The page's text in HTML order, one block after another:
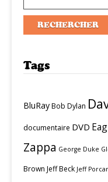
Tags
BluRayBob Dylan
documentaire DVD
Zappa George Duke
Brown Jeff Beck Jeff